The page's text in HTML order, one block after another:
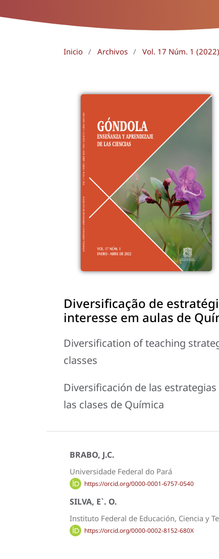
Inicio / Archivos / Vol. 17 Núm. 1
Diversificação de
interesse em aulas de
Diversification of teaching
classes
Diversificación de las
las clases de Química
BRABO, J.C.
Universidade Federal do Pará
https://orcid.org/0000-0001-6757-0540
SILVA, E`. O.
Instituto Federal de Educación, Ciencia y
https://orcid.org/0000-0002-8152-680X